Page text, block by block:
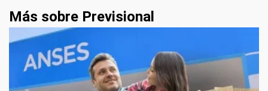
Más sobre Previsional